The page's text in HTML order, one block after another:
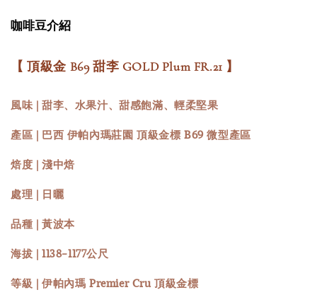
咖啡豆介紹
【 頂級金 B69 甜李 GOLD Plum FR.21 】
風味 | 甜李、水果汁、甜感飽滿、輕柔堅果
產區 | 巴西 伊帕內瑪莊園 頂級金標 B69 微型產區
焙度 | 淺中焙
處理 | 日曬
品種 | 黃波本
海拔 | 1138-1177公尺
等級 | 伊帕內瑪 Premier Cru 頂級金標